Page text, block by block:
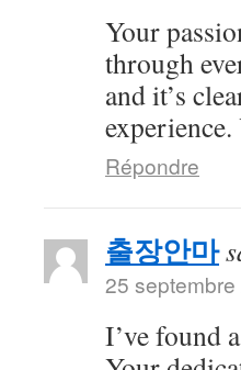
Your
through
and it’s
Répondre
출장안마
25
I’ve found